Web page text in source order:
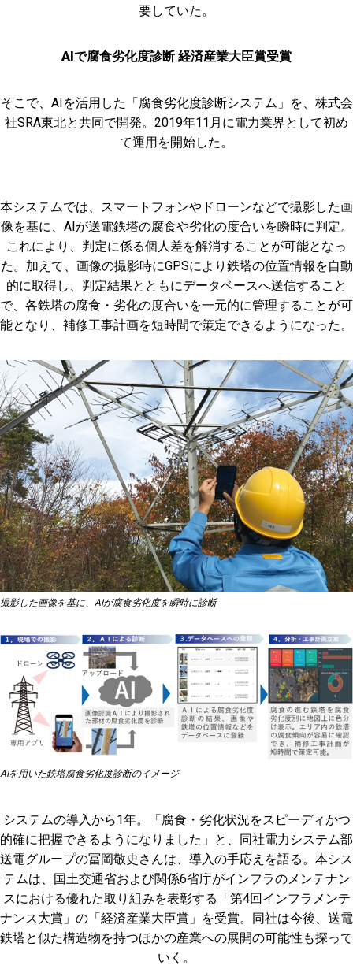
要していた。
AIで腐食劣化度診断 経済産業大臣賞受賞
そこで、AIを活用した「腐食劣化度診断システム」を、株式会
社SRA東北と共同で開発。2019年11月に電力業界として初め
て運用を開始した。
本システムでは、スマートフォンやドローンなどで撮影した画
像を基に、AIが送電鉄塔の腐食や劣化の度合いを瞬時に判定。
これにより、判定に係る個人差を解消することが可能となっ
た。加えて、画像の撮影時にGPSにより鉄塔の位置情報を自動
的に取得し、判定結果とともにデータベースへ送信すること
で、各鉄塔の腐食・劣化の度合いを一元的に管理することが可
能となり、補修工事計画を短時間で策定できるようになった。
撮影した画像を基に、AIが腐食劣化度を瞬時に診断
AIを用いた鉄塔腐食劣化度診断のイメージ
システムの導入から1年。「腐食・劣化状況をスピーディかつ
的確に把握できるようになりました」と、同社電力システム部
送電グループの冨岡敬史さんは、導入の手応えを語る。本シス
テムは、国土交通省および関係6省庁がインフラのメンテナン
スにおける優れた取り組みを表彰する「第4回インフラメンテ
ナンス大賞」の「経済産業大臣賞」を受賞。同社は今後、送電
鉄塔と似た構造物を持つほかの産業への展開の可能性も探って
いく。